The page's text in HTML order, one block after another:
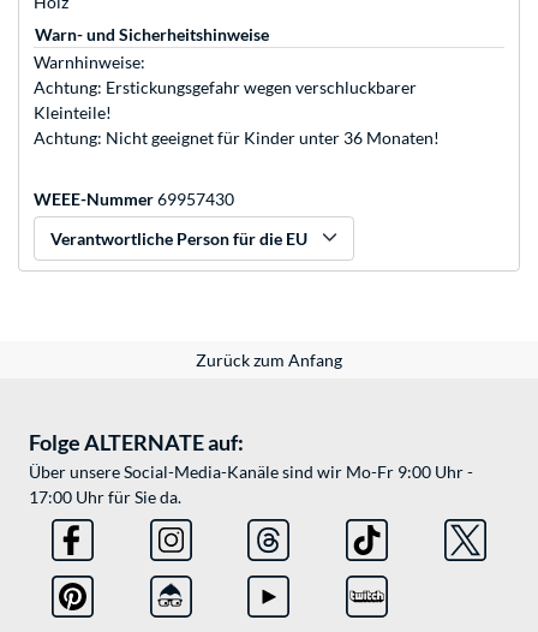
Warn- und Sicherheitshinweise
Warnhinweise:
Achtung: Erstickungsgefahr wegen verschluckbarer
Kleinteile!
Achtung: Nicht geeignet für Kinder unter 36 Monaten!
WEEE-Nummer69957430
Verantwortliche Person für die EU
Zurück zum Anfang
Folge ALTERNATE auf:
Über unsere Social-Media-Kanäle sind wir Mo-Fr 9:00 Uhr -
17:00 Uhr für Sie da.